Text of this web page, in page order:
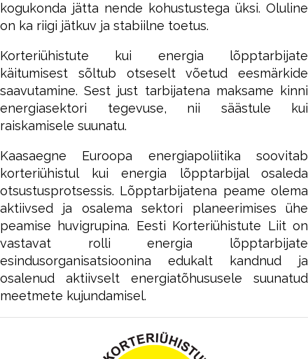
kogukonda jätta nende kohustustega üksi. Oluline
on ka riigi jätkuv ja stabiilne toetus.
Korteriühistute kui energia lõpptarbijate
käitumisest sõltub otseselt võetud eesmärkide
saavutamine. Sest just tarbijatena maksame kinni
energiasektori tegevuse, nii säästule kui
raiskamisele suunatu.
Kaasaegne Euroopa energiapoliitika soovitab
korteriühistul kui energia lõpptarbijal osaleda
otsustusprotsessis. Lõpptarbijatena peame olema
aktiivsed ja osalema sektori planeerimises ühe
peamise huvigrupina. Eesti Korteriühistute Liit on
vastavat rolli energia lõpptarbijate
esindusorganisatsioonina edukalt kandnud ja
osalenud aktiivselt energiatõhususele suunatud
meetmete kujundamisel.